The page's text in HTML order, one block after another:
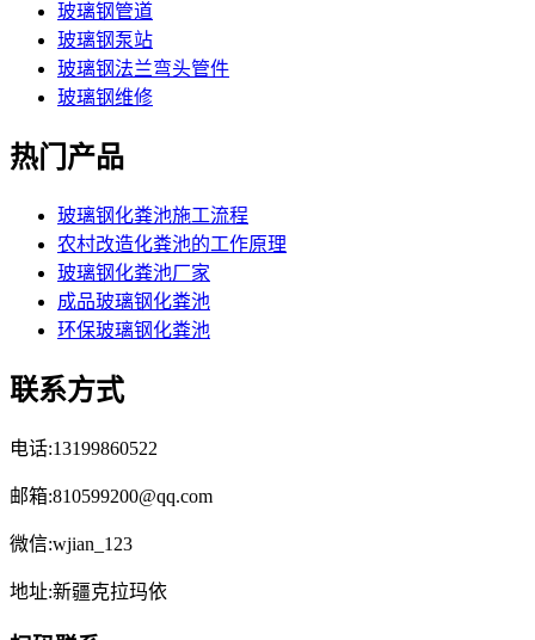
玻璃钢管道
玻璃钢泵站
玻璃钢法兰弯头管件
玻璃钢维修
热门产品
玻璃钢化粪池施工流程
农村改造化粪池的工作原理
玻璃钢化粪池厂家
成品玻璃钢化粪池
环保玻璃钢化粪池
联系方式
电话:13199860522
邮箱:810599200@qq.com
微信:wjian_123
地址:新疆克拉玛依